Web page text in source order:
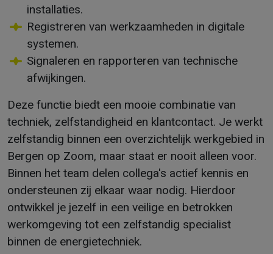
installaties.
Registreren van werkzaamheden in digitale
systemen.
Signaleren en rapporteren van technische
afwijkingen.
Deze functie biedt een mooie combinatie van
techniek, zelfstandigheid en klantcontact. Je werkt
zelfstandig binnen een overzichtelijk werkgebied in
Bergen op Zoom, maar staat er nooit alleen voor.
Binnen het team delen collega's actief kennis en
ondersteunen zij elkaar waar nodig. Hierdoor
ontwikkel je jezelf in een veilige en betrokken
werkomgeving tot een zelfstandig specialist
binnen de energietechniek.